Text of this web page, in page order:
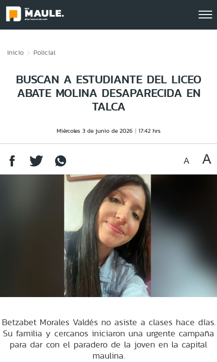
Inicio Policial
BUSCAN A ESTUDIANTE DEL LICEO
ABATE MOLINA DESAPARECIDA EN
TALCA
Miércoles 3 de junio de 2026 17:42 hrs
Betzabet Morales Valdés no asiste a clases hace días.
Su familia y cercanos iniciaron una urgente campaña
para dar con el paradero de la joven en la capital
maulina.